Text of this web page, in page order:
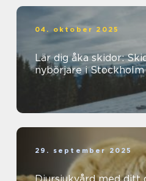
04. oktober 2025
Lär dig åka skidor:
nybörjare i Stockholm
29. september 2025